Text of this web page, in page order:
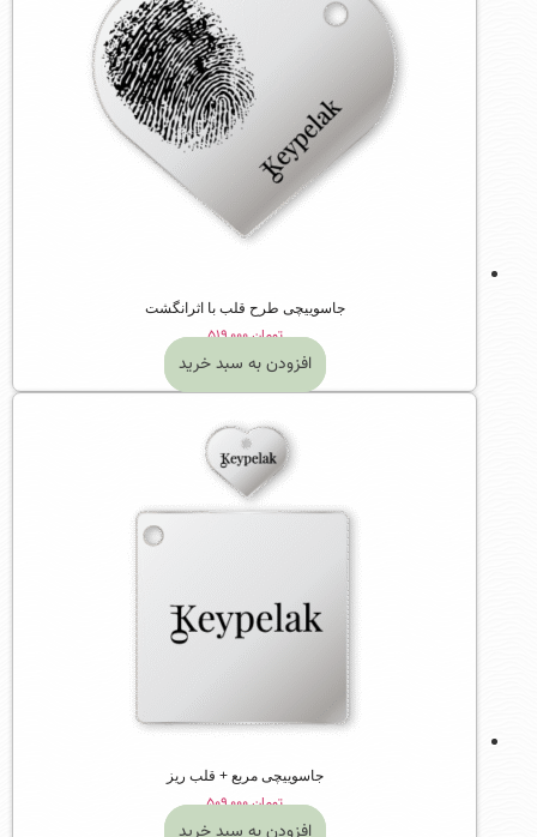
جاسوییچی طرح قلب با اثرانگشت
تومان۵۱۹,۰۰۰
افزودن به سبد خرید
جاسوییچی مربع + قلب ریز
تومان۵۰۹,۰۰۰